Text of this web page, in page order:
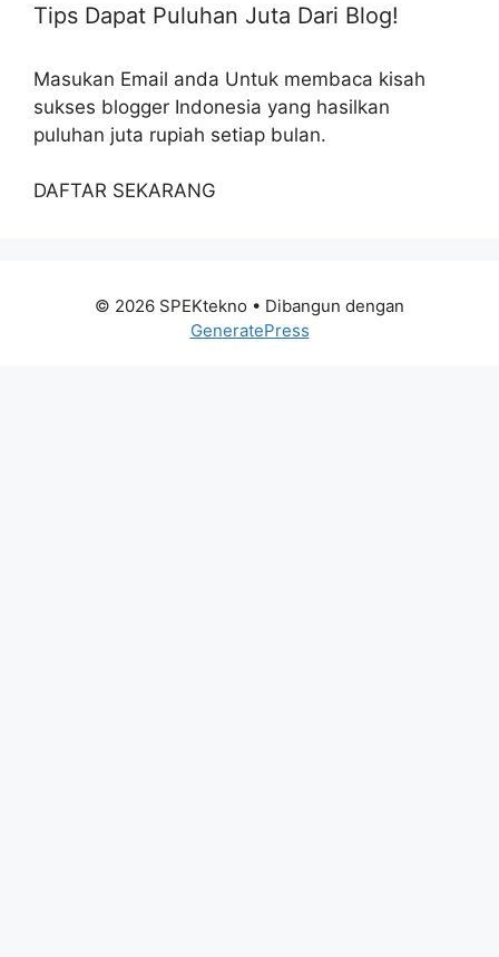
Tips Dapat Puluhan Juta Dari Blog!
Masukan Email anda Untuk membaca kisah
sukses blogger Indonesia yang hasilkan
puluhan juta rupiah setiap bulan.
DAFTAR SEKARANG
© 2026 SPEKtekno • Dibangun dengan
GeneratePress